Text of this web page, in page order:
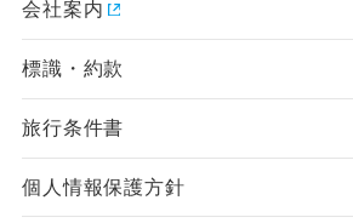
会社案内
標識・約款
旅行条件書
個人情報保護方針